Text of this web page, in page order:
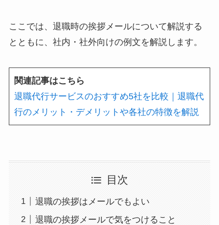
ここでは、退職時の挨拶メールについて解説する
とともに、社内・社外向けの例文を解説します。
関連記事はこちら
退職代行サービスのおすすめ5社を比較｜退職代
行のメリット・デメリットや各社の特徴を解説
目次
退職の挨拶はメールでもよい
退職の挨拶メールで気をつけること